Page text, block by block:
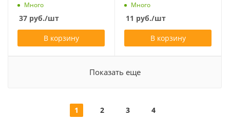
Много
37 руб./шт
В корзину
Много
11 руб./шт
В корзину
Показать еще
1 2 3 4